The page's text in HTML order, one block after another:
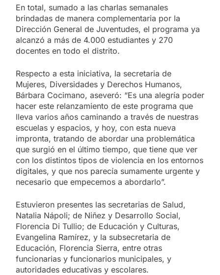
En total, sumado a las charlas semanales
brindadas de manera complementaria por la
Dirección General de Juventudes, el programa ya
alcanzó a más de 4.000 estudiantes y 270
docentes en todo el distrito.
Respecto a esta iniciativa, la secretaria de
Mujeres, Diversidades y Derechos Humanos,
Bárbara Cocimano, aseveró: “Es una alegría poder
hacer este relanzamiento de este programa que
lleva varios años caminando a través de nuestras
escuelas y espacios, y hoy, con esta nueva
impronta, tratando de abordar una problemática
que surgió en el último tiempo, que tiene que ver
con los distintos tipos de violencia en los entornos
digitales, y que nos parecía sumamente urgente y
necesario que empecemos a abordarlo”.
Estuvieron presentes las secretarias de Salud,
Natalia Nápoli; de Niñez y Desarrollo Social,
Florencia Di Tullio; de Educación y Culturas,
Evangelina Ramírez, y la subsecretaria de
Educación, Florencia Sierra, entre otras
funcionarias y funcionarios municipales, y
autoridades educativas y escolares.